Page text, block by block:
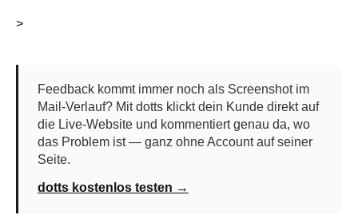
>
Feedback kommt immer noch als Screenshot im
Mail-Verlauf? Mit dotts klickt dein Kunde direkt auf
die Live-Website und kommentiert genau da, wo
das Problem ist — ganz ohne Account auf seiner
Seite.
dotts kostenlos testen →